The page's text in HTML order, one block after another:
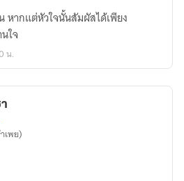
ากแต่หัวใจนั้นสัมผัสได้เพียง
ใจ
น.
เพย)